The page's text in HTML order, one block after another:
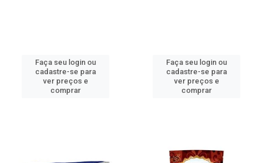
Faça seu login ou
cadastre-se para
ver preços e
comprar
Faça seu login ou
cadastre-se para
ver preços e
comprar